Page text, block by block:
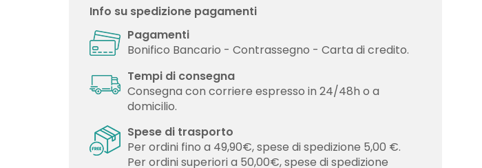
Info su spedizione pagamenti
Pagamenti
Bonifico Bancario - Contrassegno - Carta di credito.
Tempi di consegna
Consegna con corriere espresso in 24/48h o a
domicilio.
Spese di trasporto
Per ordini fino a 49,90€, spese di spedizione 5,00 €.
Per ordini superiori a 50,00€, spese di spedizione